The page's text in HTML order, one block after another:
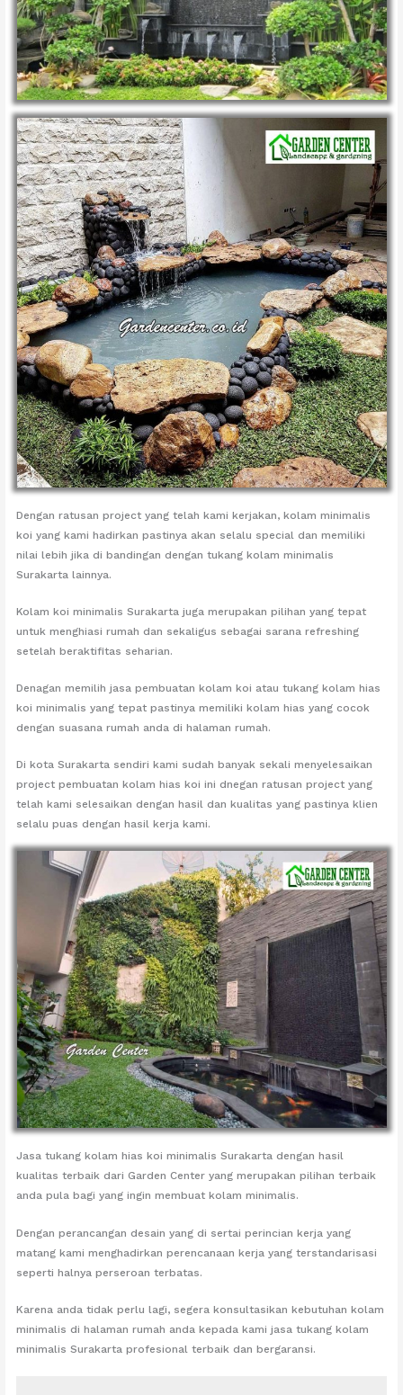
Dengan ratusan project yang telah kami kerjakan, kolam minimalis
koi yang kami hadirkan pastinya akan selalu special dan memiliki
nilai lebih jika di bandingan dengan tukang kolam minimalis
Surakarta lainnya.
Kolam koi minimalis Surakarta juga merupakan pilihan yang tepat
untuk menghiasi rumah dan sekaligus sebagai sarana refreshing
setelah beraktifitas seharian.
Denagan memilih jasa pembuatan kolam koi atau tukang kolam hias
koi minimalis yang tepat pastinya memiliki kolam hias yang cocok
dengan suasana rumah anda di halaman rumah.
Di kota Surakarta sendiri kami sudah banyak sekali menyelesaikan
project pembuatan kolam hias koi ini dnegan ratusan project yang
telah kami selesaikan dengan hasil dan kualitas yang pastinya klien
selalu puas dengan hasil kerja kami.
Jasa tukang kolam hias koi minimalis Surakarta dengan hasil
kualitas terbaik dari Garden Center yang merupakan pilihan terbaik
anda pula bagi yang ingin membuat kolam minimalis.
Dengan perancangan desain yang di sertai perincian kerja yang
matang kami menghadirkan perencanaan kerja yang terstandarisasi
seperti halnya perseroan terbatas.
Karena anda tidak perlu lagi, segera konsultasikan kebutuhan kolam
minimalis di halaman rumah anda kepada kami jasa tukang kolam
minimalis Surakarta profesional terbaik dan bergaransi.